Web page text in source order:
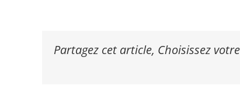
Partagez cet article, Choisissez